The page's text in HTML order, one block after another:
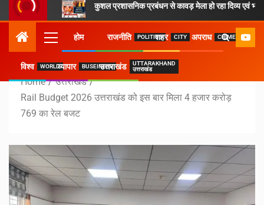
कुशल प्रशासनिक प्रबंधन से कावड़ मेला हो रहा दिव्य एवं भव्य
होम राजनीति POLITICSशहर CITY अपराध CRIME
विश्व WORLDव्यापार BUSEINESSउत्तराखंड
UTTARAKHAND
उत्तराखंड
Home
उत्तराखंड
Rail Budget 2026 उत्तराखंड को इस बार मिला 4 हजार करोड़
769 का रेल बजट